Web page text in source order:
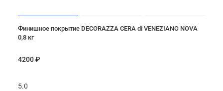
Финишное покрытие DECORAZZA CERA di VENEZIANO NOVA
0,8 кг
4200 ₽
5.0